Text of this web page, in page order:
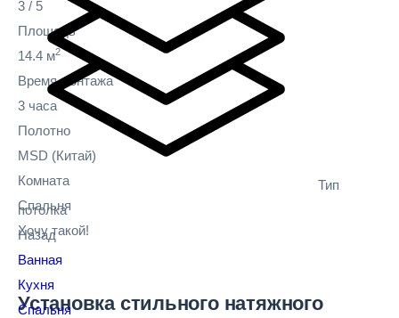
Тип
потолка
Назад
Ванная
Кухня
Спальня
3 / 5
Площадь
14.4 м2
Время монтажа
3 часа
Полотно
MSD (Китай)
Комната
Спальня
Хочу такой!
Установка стильного натяжного